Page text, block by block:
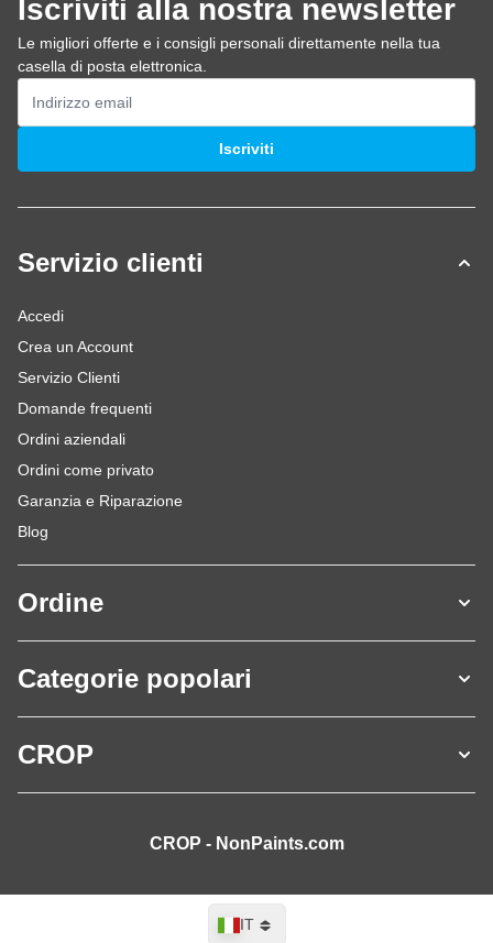
Iscriviti alla nostra newsletter
Le migliori offerte e i consigli personali direttamente nella tua
casella di posta elettronica.
Indirizzo email
Iscriviti
Servizio clienti
Accedi
Crea un Account
Servizio Clienti
Domande frequenti
Ordini aziendali
Ordini come privato
Garanzia e Riparazione
Blog
Ordine
Categorie popolari
CROP
CROP - NonPaints.com
Lingua
IT